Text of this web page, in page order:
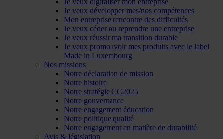
Je veux digitaliser mon entreprise
Je veux développer mes/nos compétences
Mon entreprise rencontre des difficultés
Je veux céder ou reprendre une entreprise
Je veux réussir ma transition durable
Je veux promouvoir mes produits avec le label
Made in Luxembourg
Nos missions
Notre déclaration de mission
Notre histoire
Notre stratégie CC2025
Notre gouvernance
Notre engagement éducation
Notre politique qualité
Notre engagement en matière de durabilité
Avis & législation